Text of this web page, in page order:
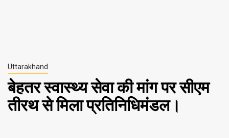
Uttarakhand
बेहतर स्वास्थ्य सेवा की मांग पर सीएम
तीरथ से मिला प्रतिनिधिमंडल।